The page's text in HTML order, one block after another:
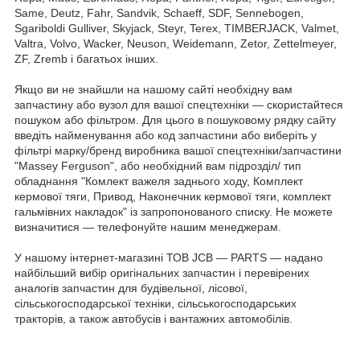
Same, Deutz, Fahr, Sandvik, Schaeff, SDF, Sennebogen,
Sgariboldi Gulliver, Skyjack, Steyr, Terex, TIMBERJACK, Valmet,
Valtra, Volvo, Wacker, Neuson, Weidemann, Zetor, Zettelmeyer,
ZF, Zremb і багатьох інших.
Якщо ви не знайшли на нашому сайті необхідну вам
запчастину або вузол для вашої спецтехніки — скористайтеся
пошуком або фільтром. Для цього в пошуковому рядку сайту
введіть найменування або код запчастини або виберіть у
фільтрі марку/бренд виробника вашої спецтехніки/запчастини
"Massey Ferguson", або необхідний вам підрозділ/ тип
обладнання "Комлект важеля заднього ходу, Комплект
кермової тяги, Привод, Наконечник кермової тяги, комплект
гальмівних накладок" із запропонованого списку. Не можете
визначитися — телефонуйте нашим менеджерам.
У нашому інтернет-магазині ТОВ JCB — PARTS — надано
найбільший вибір оригінальних запчастин і перевірених
аналогів запчастин для будівельної, лісової,
сільськогосподарської техніки, сільськогосподарських
тракторів, а також автобусів і вантажних автомобілів.